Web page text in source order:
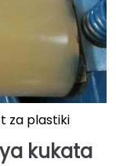
za plastiki
kukata